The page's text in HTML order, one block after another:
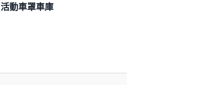
活動車罩車庫